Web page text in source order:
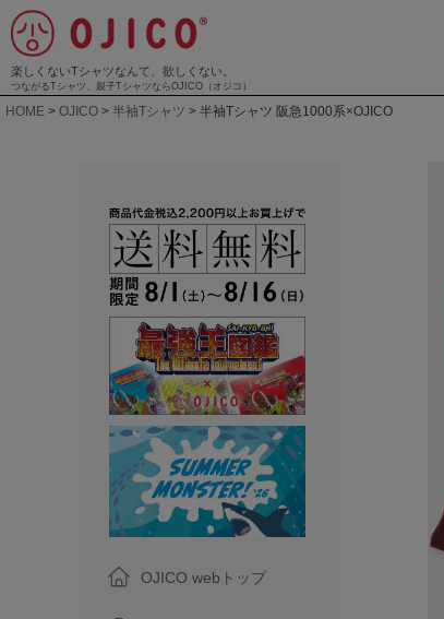
楽しくないTシャツなんて、欲しくない。
つながるTシャツ、親子TシャツならOJICO（オジコ）
HOME OJICO 半袖Tシャツ 半袖Tシャツ 阪急1000系×OJICO
OJICO webトップ